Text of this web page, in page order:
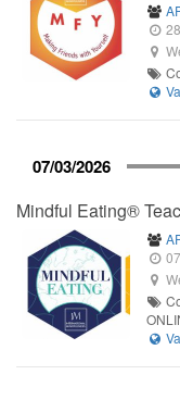
07/03/2026
Mindful Eating®